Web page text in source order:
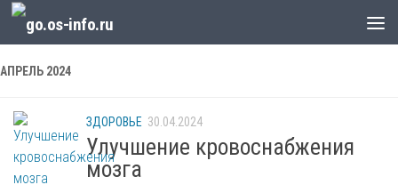
Skip to content
АПРЕЛЬ 2024
ЗДОРОВЬЕ 30.04.2024
Улучшение кровоснабжения
мозга